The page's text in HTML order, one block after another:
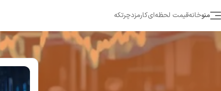
چرتکهکارمزدقیمت لحظه‌ایخانهمنو